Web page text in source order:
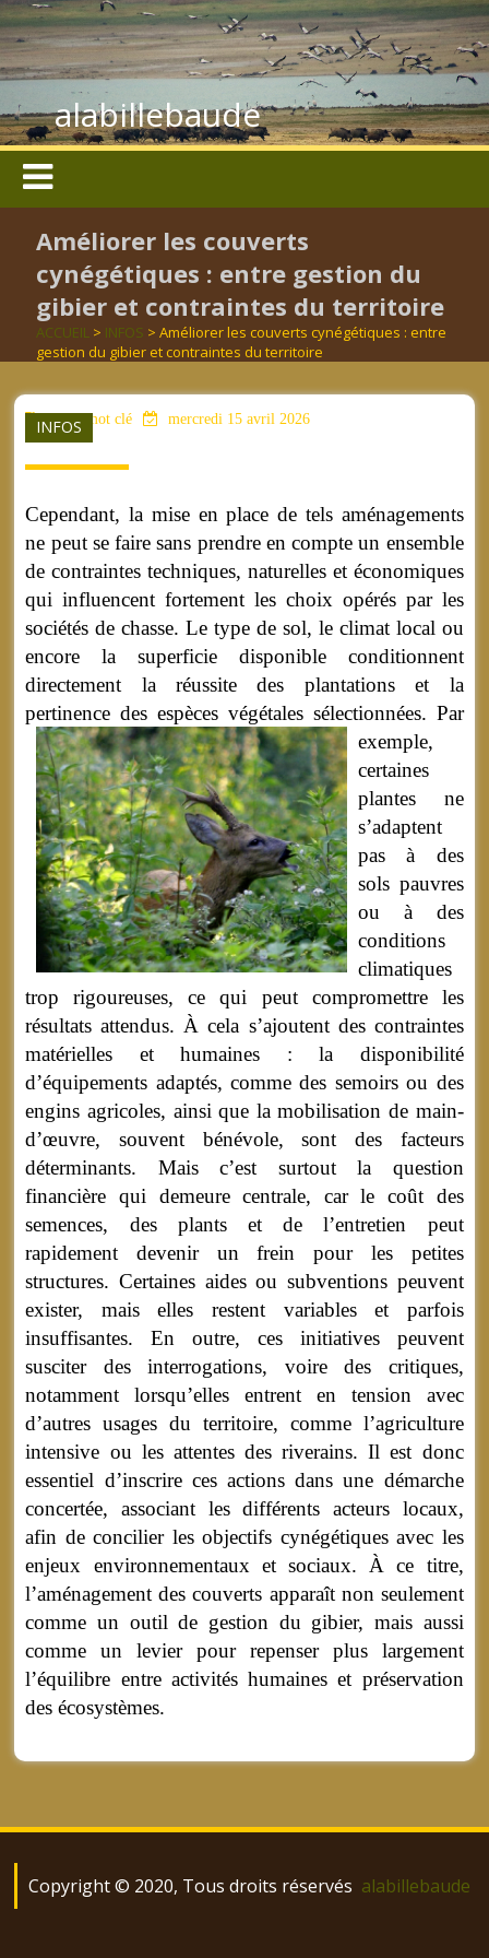
alabillebaude
Améliorer les couverts
cynégétiques : entre gestion du
gibier et contraintes du territoire
ACCUEIL > INFOS > Améliorer les couverts cynégétiques : entre
gestion du gibier et contraintes du territoire
INFOS
aucun mot clé mercredi 15 avril 2026
Cependant, la mise en place de tels aménagements
ne peut se faire sans prendre en compte un ensemble
de contraintes techniques, naturelles et économiques
qui influencent fortement les choix opérés par les
sociétés de chasse. Le type de sol, le climat local ou
encore la superficie disponible conditionnent
directement la réussite des plantations et la
pertinence des espèces végétales sélectionnées. Par
exemple,
certaines
plantes ne
s’adaptent
pas à des
sols pauvres
ou à des
conditions
climatiques
trop rigoureuses, ce qui peut compromettre les
résultats attendus. À cela s’ajoutent des contraintes
matérielles et humaines : la disponibilité
d’équipements adaptés, comme des semoirs ou des
engins agricoles, ainsi que la mobilisation de main-
d’œuvre, souvent bénévole, sont des facteurs
déterminants. Mais c’est surtout la question
financière qui demeure centrale, car le coût des
semences, des plants et de l’entretien peut
rapidement devenir un frein pour les petites
structures. Certaines aides ou subventions peuvent
exister, mais elles restent variables et parfois
insuffisantes. En outre, ces initiatives peuvent
susciter des interrogations, voire des critiques,
notamment lorsqu’elles entrent en tension avec
d’autres usages du territoire, comme l’agriculture
intensive ou les attentes des riverains. Il est donc
essentiel d’inscrire ces actions dans une démarche
concertée, associant les différents acteurs locaux,
afin de concilier les objectifs cynégétiques avec les
enjeux environnementaux et sociaux. À ce titre,
l’aménagement des couverts apparaît non seulement
comme un outil de gestion du gibier, mais aussi
comme un levier pour repenser plus largement
l’équilibre entre activités humaines et préservation
des écosystèmes.
Copyright © 2020, Tous droits réservés alabillebaude